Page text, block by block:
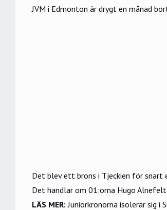
JVM i Edmonton är drygt en månad
Det blev ett brons i Tjeckien för snart
Det handlar om 01:orna Hugo
LÄS MER: Juniorkronorna isolerar sig i